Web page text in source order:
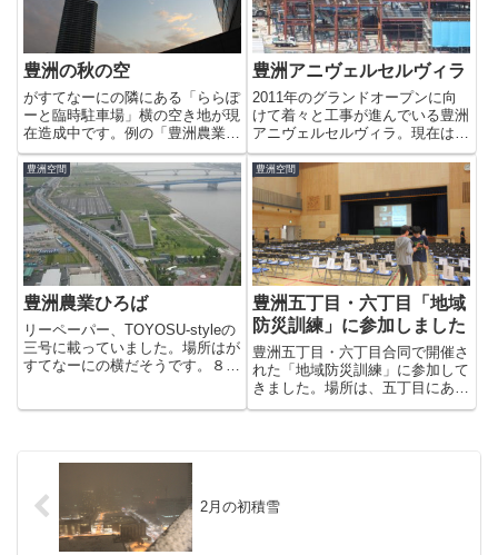
豊洲の秋の空
がすてなーにの隣にある「ららぽ
ーと臨時駐車場」横の空き地が現
在造成中です。例の「豊洲農業ひ
ろば」？空も高くなり、豊洲を歩
くのが楽しい季節です。
豊洲アニヴェルセルヴィラ
2011年のグランドオープンに向
けて着々と工事が進んでいる豊洲
アニヴェルセルヴィラ。現在は、
大きな骨組みが組みあがっている
のが見えます。これは、チャペル
なんですかね。使うことはなさそ
うですが（笑）イメージ図を見る
と非常に綺麗な建物が立ちそう...
豊洲空間
豊洲農業ひろば
リーペーパー、TOYOSU-styleの
三号に載っていました。場所はが
すてなーにの横だそうです。８月
豊洲空間
豊洲五丁目・六丁目「地域
防災訓練」に参加しました
豊洲五丁目・六丁目合同で開催さ
れた「地域防災訓練」に参加して
きました。場所は、五丁目にある
豊洲西小学校。プールなどを利用
2月の初積雪